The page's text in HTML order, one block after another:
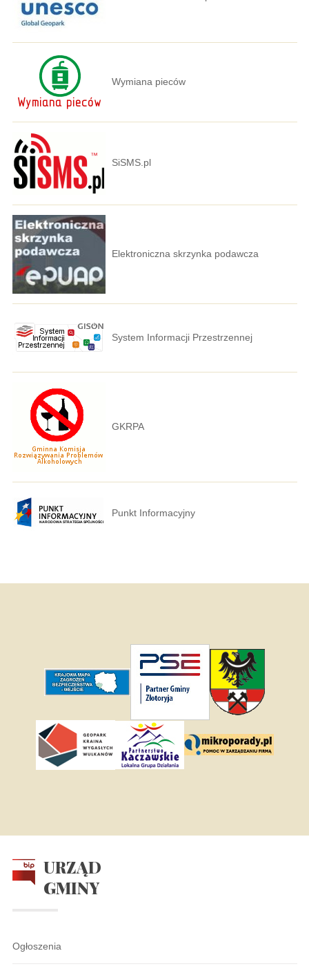
Wymiana pieców
SiSMS.pl
Elektroniczna skrzynka podawcza
System Informacji Przestrzennej
GKRPA
Punkt Informacyjny
URZĄD
GMINY
Ogłoszenia